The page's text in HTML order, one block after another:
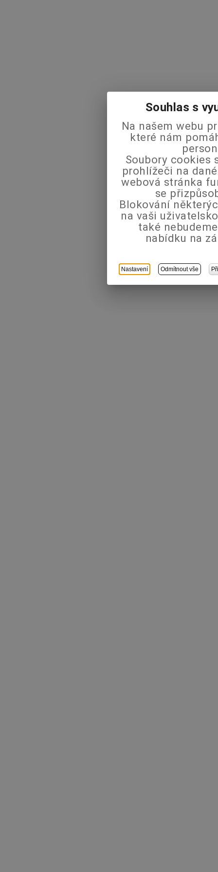
Souhlas s
Na našem webu
které nám
Soubory cookies
prohlížeči na
webová stránka
se
Blokování
na vaši
také
nabídku na
Nastavení Odmítnout vše